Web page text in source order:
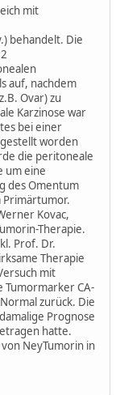
mit
behandelt. Die
auf, nachdem
Ovar) zu
Karzinose war
bei einer
worden
die peritoneale
um eine
des Omentum
Primärtumor.
Kovac,
Therapie.
Prof. Dr.
Therapie
mit
CA-
zurück. Die
Prognose
hatte.
NeyTumorin in